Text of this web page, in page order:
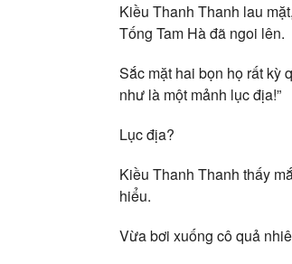
Kiều Thanh Thanh lau
Tống Tam Hà đã ngoi lên.
Sắc mặt hai bọn họ rất kỳ
như là một mảnh lục địa!”
Lục địa?
Kiều Thanh Thanh thấy
hiểu.
Vừa bơi xuống cô quả